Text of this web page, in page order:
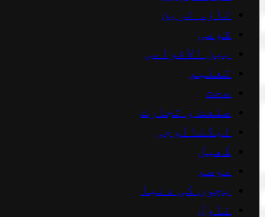
تازہ ترین
قومی
بین الاقوامی
تعلیم
صحت
صنعت و تجارت
ٹیکنالوجی
کھیل
موسم
بچوں کی دنیا
ناول